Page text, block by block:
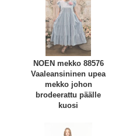
NOEN mekko 88576
Vaaleansininen upea
mekko johon
brodeerattu päälle
kuosi